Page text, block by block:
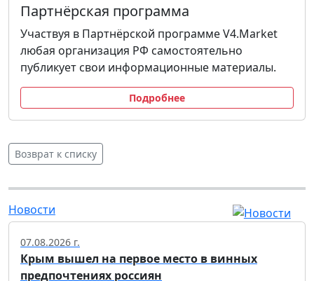
Партнёрская программа
Участвуя в Партнёрской программе V4.Market
любая организация РФ самостоятельно
публикует свои информационные материалы.
Подробнее
Возврат к списку
Новости
07.08.2026 г.
Крым вышел на первое место в винных
предпочтениях россиян